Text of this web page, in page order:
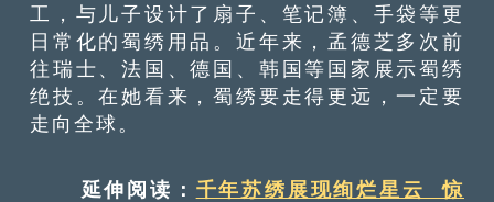
工，与儿子设计了扇子、笔记簿、手袋等更
日常化的蜀绣用品。近年来，孟德芝多次前
往瑞士、法国、德国、韩国等国家展示蜀绣
绝技。在她看来，蜀绣要走得更远，一定要
走向全球。
延伸阅读： 千年苏绣展现绚烂星云 惊